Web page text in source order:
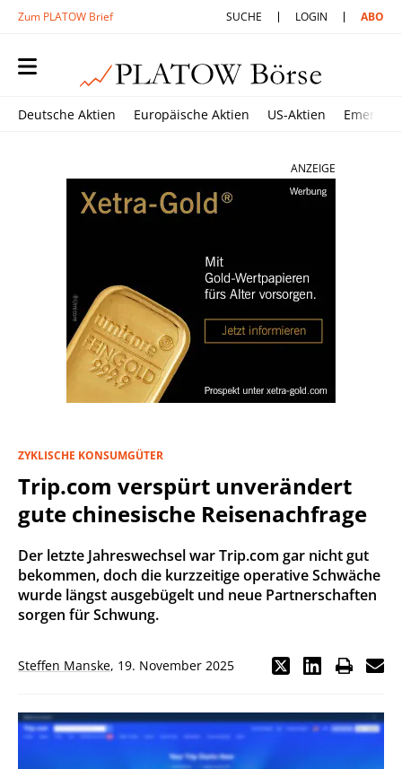
Zum PLATOW Brief SUCHE LOGIN ABO
Deutsche Aktien Europäische Aktien US-Aktien
ANZEIGE
ZYKLISCHE KONSUMGÜTER
Trip.com verspürt unverändert
gute chinesische Reisenachfrage
Der letzte Jahreswechsel war Trip.com gar nicht gut
bekommen, doch die kurzzeitige operative Schwäche
wurde längst ausgebügelt und neue Partnerschaften
sorgen für Schwung.
Steffen Manske, 19. November 2025